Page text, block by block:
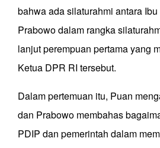
bahwa ada silaturahmi antara
Prabowo dalam rangka
lanjut perempuan pertama yang
Ketua DPR RI tersebut.
Dalam pertemuan itu, Puan
dan Prabowo membahas
PDIP dan pemerintah dalam